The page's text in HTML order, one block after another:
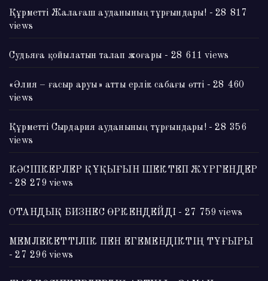
Құрметті Жалағаш ауданының тұрғындары! - 28 817
views
Судьяға қойылатын талап жоғары - 28 611 views
«Әлия – ғасыр аруы» атты ерлік сабағы өтті - 28 460
views
Құрметті Сырдария ауданының тұрғындары!- 28 356
views
КӘСІПКЕРЛЕР ҚҰҚЫҒЫН ШЕКТЕП ЖҮРГЕНДЕР
- 28 279 views
ОТАНДЫҚ БИЗНЕС ӨРКЕНДЕЙДІ - 27 759 views
МЕМЛЕКЕТТІЛІК ПЕН ЕГЕМЕНДІКТІҢ ТҰҒЫРЫ
- 27 296 views